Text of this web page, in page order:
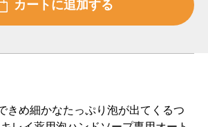
きめ細かなたっぷり泡が出てくるつ